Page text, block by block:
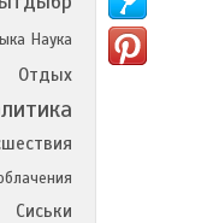
Наука
Отдых
Сиськи